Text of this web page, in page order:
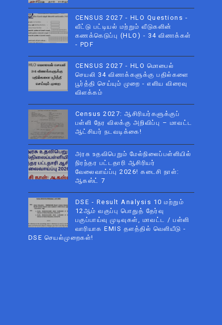
CENSUS 2027 - HLO Questions -
வீட்டு பட்டியல் மற்றும் வீடுகளின்
கணக்கெடுப்பு (HLO) - 34 வினாக்கள்
- PDF
CENSUS 2027 - HLO மொபைல்
செயலி 34 வினாக்களுக்கு பதில்களை
பூர்த்தி செய்யும் முறை - எளிய விரைவு
விளக்கம்
Census 2027: ஆசிரியர்களுக்குப்
பள்ளி நேர விலக்கு அறிவிப்பு – மாவட்ட
ஆட்சியர் நடவடிக்கை!
அரசு உதவிபெறும் மேல்நிலைப்பள்ளியில்
நிரந்தர பட்டதாரி ஆசிரியர்
வேலைவாய்ப்பு 2026! கடைசி நாள்:
ஆகஸ்ட் 7
DSE - Result Analysis 10 மற்றும்
12ஆம் வகுப்பு பொதுத் தேர்வு
பகுப்பாய்வு முடிவுகள், மாவட்ட / பள்ளி
வாரியாக EMIS தளத்தில் வெளியீடு -
DSE செயல்முறைகள்!